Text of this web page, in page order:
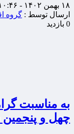
۱۸ بهمن ۱۴۰۲ - ۱۰:۴۶
ارسال توسط : گروه
0 بازدید
به مناسبت
چهل و پنجمین